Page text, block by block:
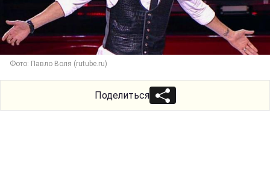
Фото: Павло Воля (rutube.ru)
Поделиться